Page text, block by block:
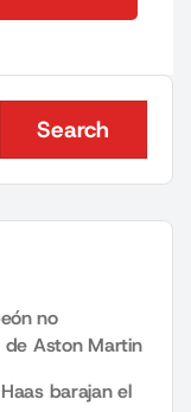
Search
Search
no
de Aston Martin
barajan el